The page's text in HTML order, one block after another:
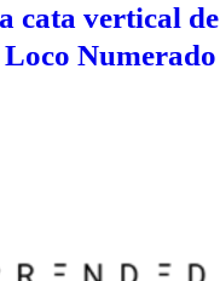
cata vertical de
Numerado